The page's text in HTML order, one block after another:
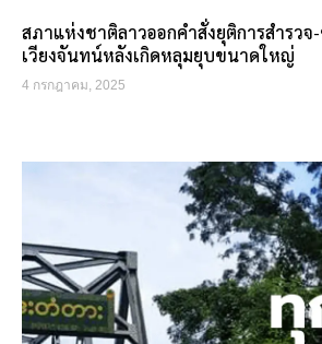
สภาแห่งชาติลาวออกคำสั่งยุติการสำรว
เวียงจันทน์หลังเกิดหลุมยุบขนาดใหญ่
4 กรกฎาคม, 2025